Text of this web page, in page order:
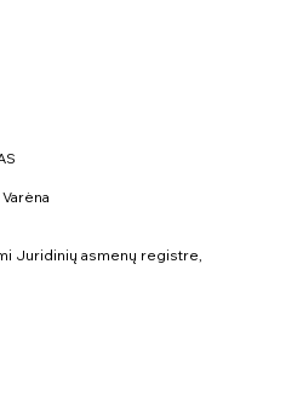
Juridinių asmenų registre,